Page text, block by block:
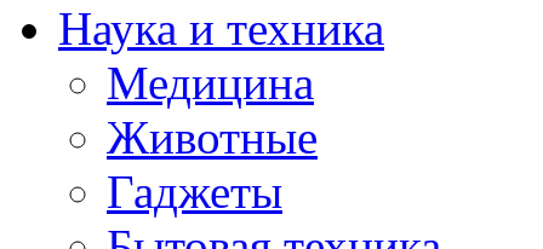
Наука и техника
Медицина
Животные
Гаджеты